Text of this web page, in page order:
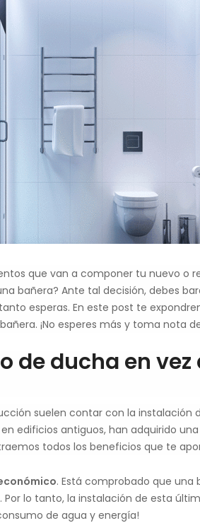
que van a componer tu nuevo o
bañera? Ante tal decisión, debes
esperas. En este post te
¡No esperes más y toma nota
de ducha en vez
suelen contar con la instalación
edificios antiguos, han adquirido
todos los beneficios que te
. Está comprobado que una
lo tanto, la instalación de esta
de agua y energía!